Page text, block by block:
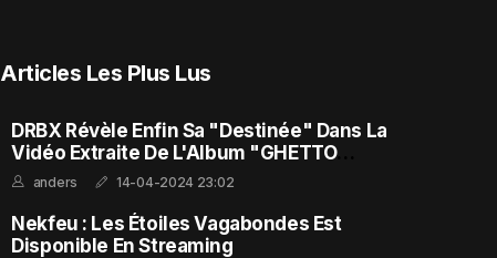
Articles Les Plus Lus
DRBX Révèle Enfin Sa "Destinée" Dans La
Vidéo Extraite De L'Album "GHETTO
FEELING"
anders 14-04-2024 23:02
Nekfeu : Les Étoiles Vagabondes Est
Disponible En Streaming